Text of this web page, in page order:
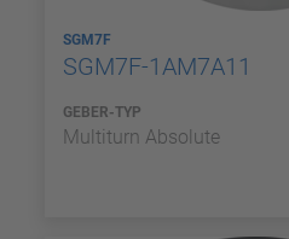
SGM7F
SGM7F-1AM7A11
GEBER-TYP
Multiturn Absolute